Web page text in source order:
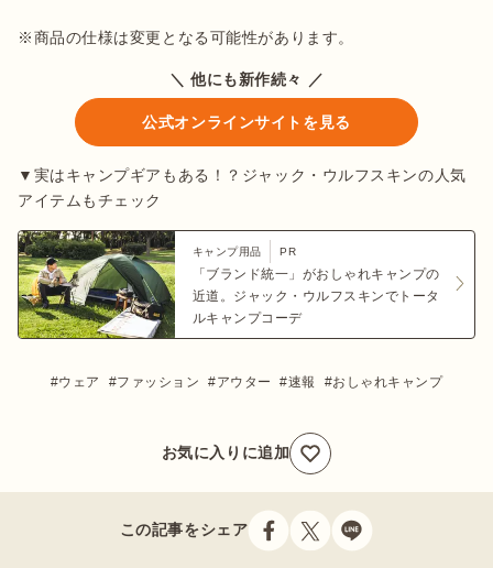
※商品の仕様は変更となる可能性があります。
＼ 他にも新作続々 ／
公式オンラインサイトを見る
▼実はキャンプギアもある！？ジャック・ウルフスキンの人気
アイテムもチェック
キャンプ用品 PR
「ブランド統一」がおしゃれキャンプの
近道。ジャック・ウルフスキンでトータ
ルキャンプコーデ
ウェア ファッション アウター 速報 おしゃれキャンプ
お気に入りに追加
この記事をシェア